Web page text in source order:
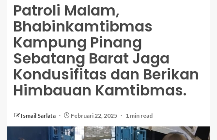
Patroli Malam,
Bhabinkamtibmas
Kampung Pinang
Sebatang Barat Jaga
Kondusifitas dan Berikan
Himbauan Kamtibmas.
Ismail Sarlata Februari 22, 2025 1 min read